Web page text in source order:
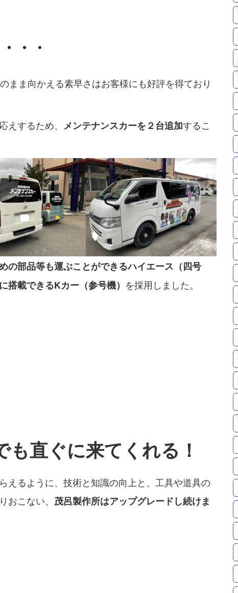
・・
まま向かえる素早さはお客様にも好評を得ており
するため、 メンテナンスカーを２台追加するこ
の部品等も運ぶことができるハイエース（四号
搭載できるKカー（参号機） を採用しました。
直ぐに来てくれる！
えるように、技術と知識の向上と、工具や道具の
こない、 茂呂製作所はアップグレードし続けま